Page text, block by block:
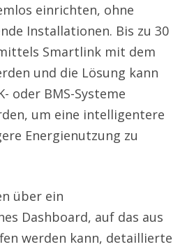
einrichten, ohne
Installationen. Bis zu 30
Smartlink mit dem
und die Lösung kann
oder BMS-Systeme
um eine intelligentere
Energienutzung zu
über ein
Dashboard, auf das aus
werden kann, detaillierte